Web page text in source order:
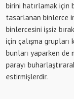
birini hatırlamak için
tasarlanan binlerce
binlercesini işsiz
için çalışma
bunları yaparken
parayı
estirmişlerdir.